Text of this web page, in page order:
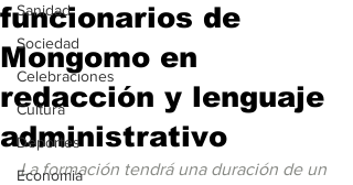
Sanidad
Sociedad
Celebraciones
Cultura
Deportes
Economia
funcionarios de
Mongomo en
redacción y lenguaje
administrativo
La formación tendrá una duración de un